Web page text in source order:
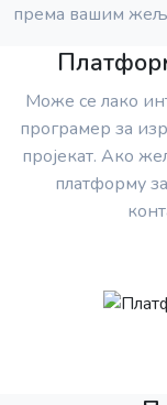
према вашим
Може се лако
програмер за
пројекат. Ако
платформу